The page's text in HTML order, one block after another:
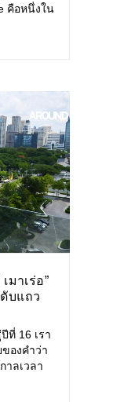
คือหนึ่งใน
มพาเรื่อง
มาเร่อ”
บแถว
ที่ 16 เรา
องคำว่า
าลเวลา